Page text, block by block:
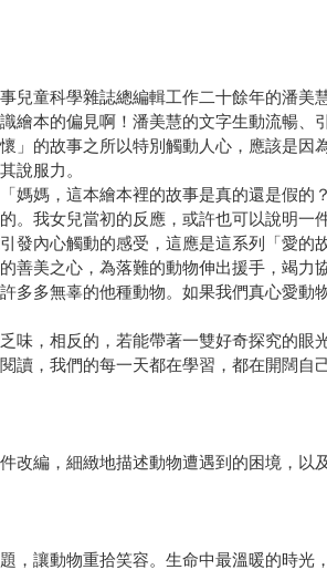
兒童科學雜誌總編輯工作二十餘年的潘美
繪本的偏見啊！潘美慧的文字生動流暢、
」的故事之所以特別觸動人心，應該是因
說服力。
媽媽，這本繪本裡的故事是真的還是假的
。我女兒當初的反應，或許也可以說明一
發內心觸動的感受，這應是這系列「愛的
善美之心，為落難的動物伸出援手，竭力
多多無辜的他種動物。如果我們真心愛動
味，相反的，若能帶著一雙好奇探究的眼
讀，我們的每一天都在學習，都在開闊自
改編，細緻地描述動物遭遇到的困境，以
，讓動物重拾笑容。生命中最溫暖的時光